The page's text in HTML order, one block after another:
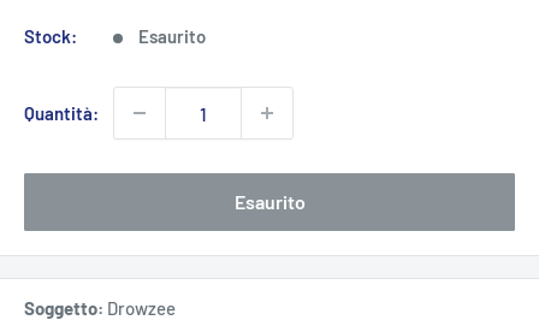
Stock: Esaurito
Quantità:
Esaurito
Soggetto: Drowzee